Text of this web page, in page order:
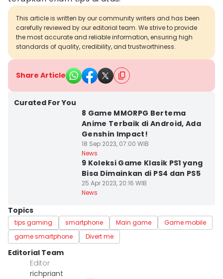
This article is written by our community writers and has been
carefully reviewed by our editorial team. We strive to provide
the most accurate and reliable information, ensuring high
standards of quality, credibility, and trustworthiness.
Share Article
Curated For You
8 Game MMORPG Bertema
Anime Terbaik di Android, Ada
Genshin Impact!
18 Sep 2023, 07:00 WIB
News
9 Koleksi Game Klasik PS1 yang
Bisa Dimainkan di PS4 dan PS5
25 Apr 2023, 20:16 WIB
News
Topics
tips gaming smartphone Main game
Game mobile
game smartphone
Divert me
Editorial Team
Editor
richpriant